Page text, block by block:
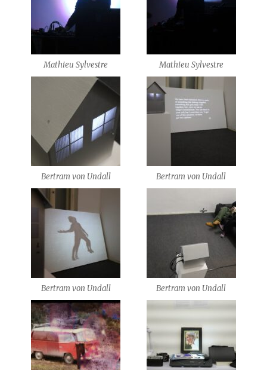
Mathieu Sylvestre Mathieu Sylvestre
Bertram von Undall Bertram von Undall
Bertram von Undall Bertram von Undall